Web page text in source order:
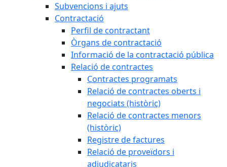
Subvencions i ajuts
Contractació
Perfil de contractant
Òrgans de contractació
Informació de la contractació pública
Relació de contractes
Contractes programats
Relació de contractes oberts i
negociats (històric)
Relació de contractes menors
(històric)
Registre de factures
Relació de proveïdors i
adjudicataris